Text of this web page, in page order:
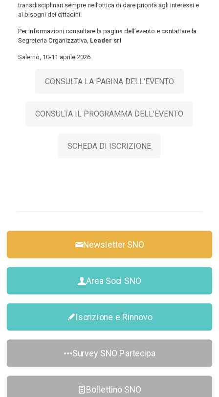
transdisciplinari sempre nell’ottica di dare priorità agli interessi e
ai bisogni dei cittadini.
Per informazioni consultare la pagina dell’evento e contattare la
Segreteria Organizzativa, Leader srl
Salerno, 10-11 aprile 2026
CONSULTA LA PAGINA DELL'EVENTO
CONSULTA IL PROGRAMMA DELL'EVENTO
SCHEDA DI ISCRIZIONE
Newsletter SNO
Area Soci SNO
Iscrizione e Rinnovo
Survey SNO Partecipa
Bollettino SNO